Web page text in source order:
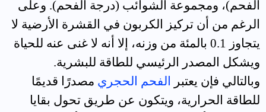
الفحم)، ومجموعة الشوائب (درجة الفحم). وعلى
الرغم من أن تركيز الكربون في القشرة الأرضية لا
يتجاوز 0.1 بالمئة من وزنه، إلا أنه لا غنى عنه للحياة
ويشكل المصدر الرئيسي للطاقة للبشرية.
وبالتالي فإن يعتبر
الفحم الحجري مصدرًا قديمًا
للطاقة الحرارية، ويتكون عن طريق تحول بقايا